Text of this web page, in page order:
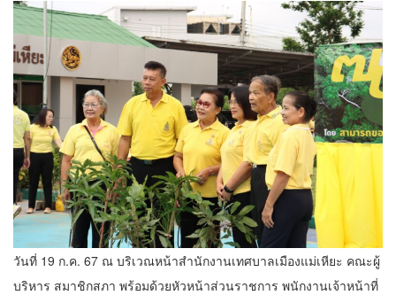
วันที่ 19 ก.ค. 67 ณ บริเวณหน้าสำนักงานเทศบาลเมืองแม่เหียะ คณะผู้
บริหาร สมาชิกสภา พร้อมด้วยหัวหน้าส่วนราชการ พนักงานเจ้าหน้าที่